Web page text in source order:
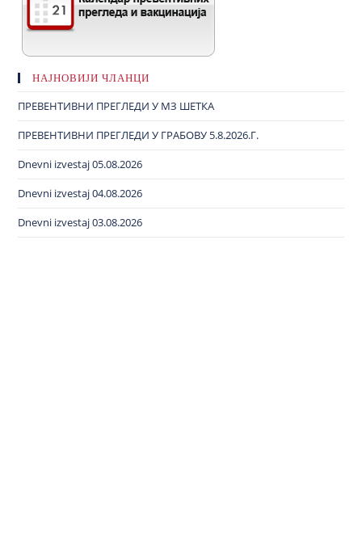
НАЈНОВИЈИ ЧЛАНЦИ
ПРЕВЕНТИВНИ ПРЕГЛЕДИ У МЗ ШЕТКА
ПРЕВЕНТИВНИ ПРЕГЛЕДИ У ГРАБОВУ 5.8.2026.Г.
Dnevni izvestaj 05.08.2026
Dnevni izvestaj 04.08.2026
Dnevni izvestaj 03.08.2026